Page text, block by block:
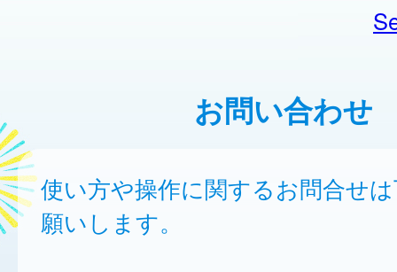
お問い合わせ
使い方や操作に関するお問合せ
願いします。